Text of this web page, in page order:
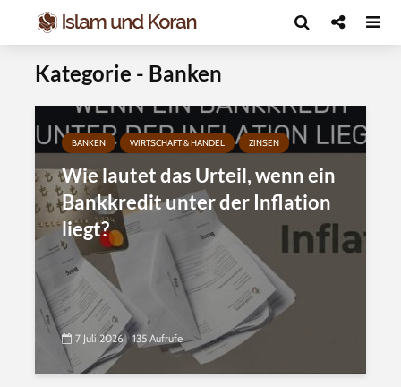
Kategorie - Banken
BANKEN WIRTSCHAFT & HANDEL ZINSEN
Wie lautet das Urteil, wenn ein
Bankkredit unter der Inflation
liegt?
7 Juli 2026 135 Aufrufe